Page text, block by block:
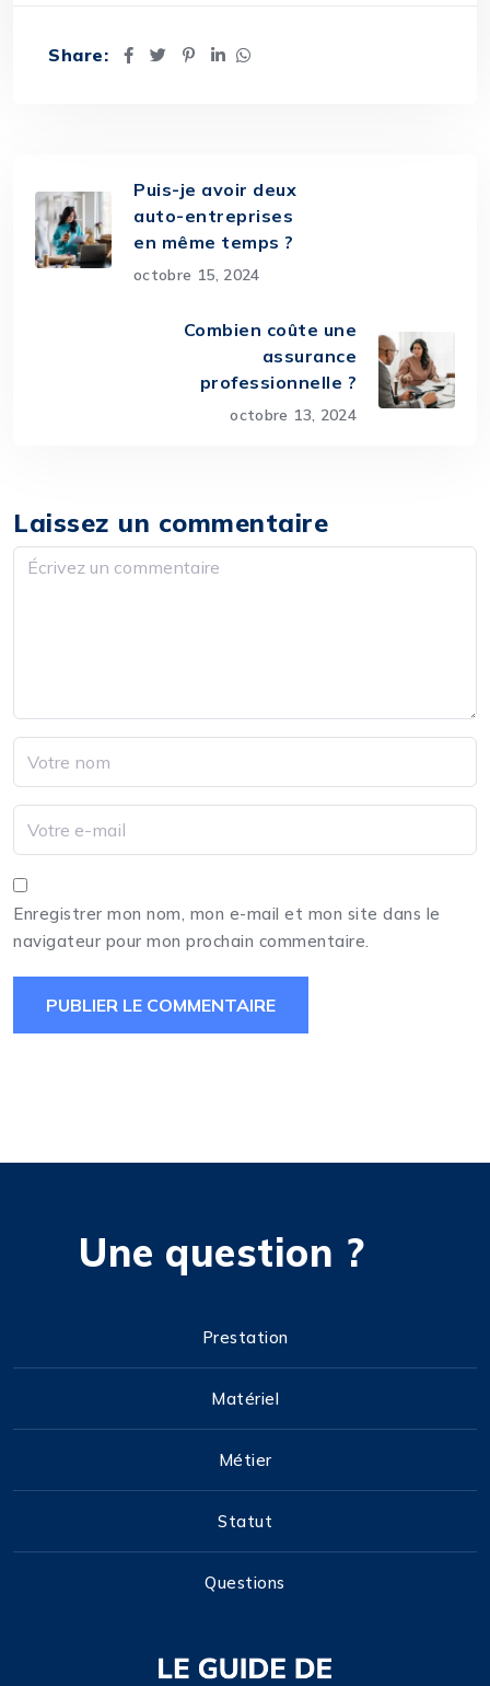
Share:
Puis-je avoir deux
auto-entreprises
en même temps ?
octobre 15, 2024
Combien coûte une
assurance
professionnelle ?
octobre 13, 2024
Laissez un commentaire
Enregistrer mon nom, mon e-mail et mon site dans le
navigateur pour mon prochain commentaire.
Une question ?
Prestation
Matériel
Métier
Statut
Questions